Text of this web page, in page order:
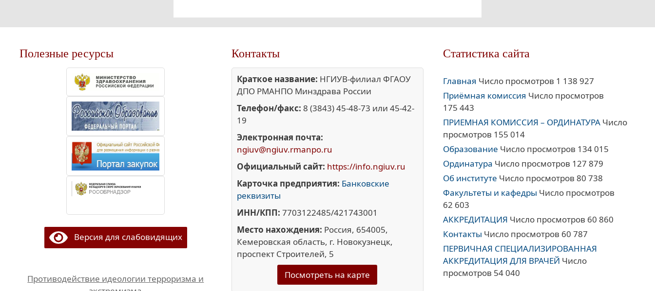
Полезные ресурсы
Версия для слабовидящих
Противодействие идеологии терроризма и
Контакты
Краткое название: НГИУВ-филиал ФГАОУ
ДПО РМАНПО Минздрава России
Телефон/факс: 8 (3843) 45-48-73 или 45-42-
19
Электронная почта:
ngiuv@ngiuv.rmanpo.ru
Официальный сайт: https://info.ngiuv.ru
Карточка предприятия: Банковские
реквизиты
ИНН/КПП: 7703122485/421743001
Место нахождения: Россия, 654005,
Кемеровская область, г. Новокузнецк,
проспект Строителей, 5
Посмотреть на карте
Статистика сайта
Главная Число просмотров 1 138 927
Приёмная комиссия Число просмотров
175 443
ПРИЕМНАЯ КОМИССИЯ – ОРДИНАТУРА Число
просмотров 155 014
Образование Число просмотров 134 015
Ординатура Число просмотров 127 879
Об институте Число просмотров 80 738
Факультеты и кафедры Число просмотров
62 603
АККРЕДИТАЦИЯ Число просмотров 60 860
Контакты Число просмотров 60 787
ПЕРВИЧНАЯ СПЕЦИАЛИЗИРОВАННАЯ
АККРЕДИТАЦИЯ ДЛЯ ВРАЧЕЙ Число
просмотров 54 040